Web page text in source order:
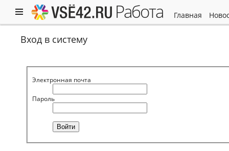
работа главная
Вход в систему
Электронная почта
Пароль